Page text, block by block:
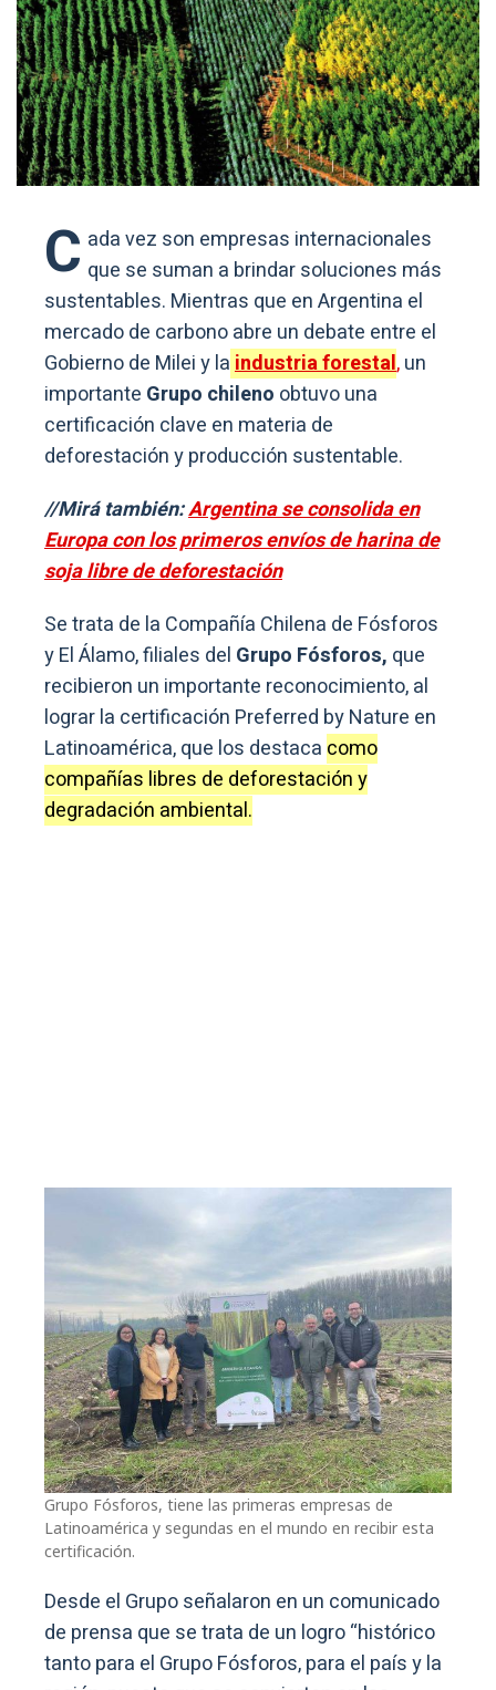
C ada vez son empresas internacionales
que se suman a brindar soluciones más
sustentables. Mientras que en Argentina el
mercado de carbono abre un debate entre el
Gobierno de Milei y laindustria forestal,un
importante Grupo chileno obtuvo una
certificación clave en materia de
deforestación y producción sustentable.
//Mirá también:Argentina se consolida en
Europa con los primeros envíos de harina de
soja libre de deforestación
Se trata de la Compañía Chilena de Fósforos
y El Álamo, filiales del Grupo Fósforos, que
recibieron un importante reconocimiento, al
lograr la certificación Preferred by Nature en
Latinoamérica, que los destaca como
compañías libres de deforestación y
degradación ambiental.
Grupo Fósforos, tiene las primeras empresas de
Latinoamérica y segundas en el mundo en recibir esta
certificación.
Desde el Grupo señalaron en un comunicado
de prensa que se trata de un logro “histórico
tanto para el Grupo Fósforos, para el país y la